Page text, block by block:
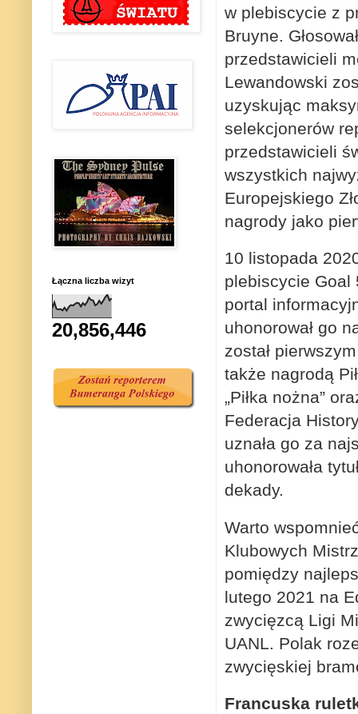
w plebiscycie z
Bruyne.
przedstawicieli
Lewandowski
uzyskując
selekcjonerów
przedstawicieli
wszystkich
Europejskiego
nagrody jako
10 listopada
plebiscycie Goal
portal
uhonorował go
został
także nagrodą
„Piłka nożna”
Federacja
uznała go za
uhonorowała
dekady.
Warto
Klubowych
pomiędzy
lutego 2021 na
zwycięzcą Ligi
UANL. Polak
zwycięskiej
Francuska
Łączna liczba wizyt
20,856,446